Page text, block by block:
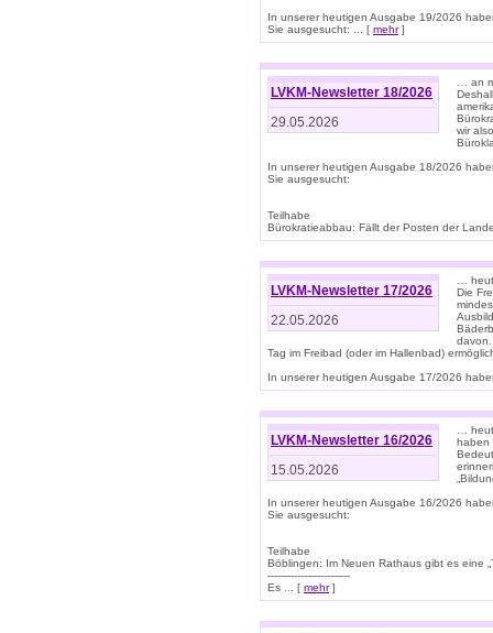
In unserer heutigen Ausgabe 19/2026
Sie ausgesucht: ... [ mehr]
LVKM-Newsletter 18/2026
29.05.2026
… an
wir
In unserer heutigen Ausgabe 18/2026
Sie ausgesucht:
Teilhabe
Bürokratieabbau: Fällt der Posten der
LVKM-Newsletter 17/2026
22.05.2026
…
Die
davon.
Tag im Freibad (oder im Hallenbad)
In unserer heutigen Ausgabe 17/2026
LVKM-Newsletter 16/2026
15.05.2026
…
haben
In unserer heutigen Ausgabe 16/2026
Sie ausgesucht:
Teilhabe
Böblingen: Im Neuen Rathaus gibt es eine
-------------------------
Es ... [ mehr]